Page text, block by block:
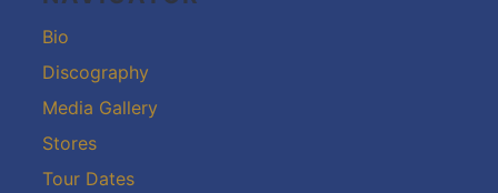
Bio
Discography
Media Gallery
Stores
Tour Dates